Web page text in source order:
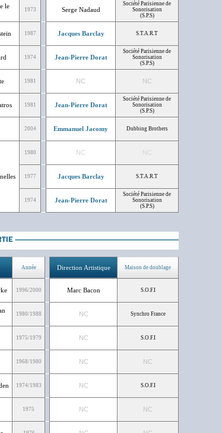
le
1973 Serge Nadaud
Société Parisienne de
Sonorisation
(S.P.S)
1987 Jacques Barclay S.T.A.R.T
1974 Jean-Pierre Dorat
Société Parisienne de
Sonorisation
(S.P.S)
1981 NC NC
1981 Jean-Pierre Dorat
Société Parisienne de
Sonorisation
(S.P.S)
2004 Emmanuel Jacomy Dubbing Brothers
1980 NC NC
1977 Jacques Barclay S.T.A.R.T
1974 Jean-Pierre Dorat
Société Parisienne de
Sonorisation
(S.P.S)
Année Direction Artistique Maison de doublage
1996/2000 Marc Bacon S.O.F.I
1980/1988 NC Synchro France
1975/1979 NC S.O.F.I
1968/1980 NC NC
1974/1983 NC S.O.F.I
1975 NC NC